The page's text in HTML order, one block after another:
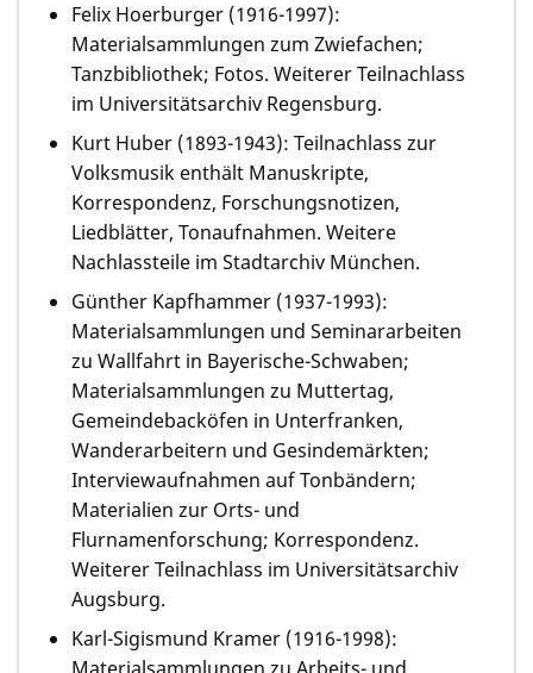
Felix Hoerburger (1916-1997):
Materialsammlungen zum Zwiefachen;
Tanzbibliothek; Fotos. Weiterer Teilnachlass
im Universitätsarchiv Regensburg.
Kurt Huber (1893-1943): Teilnachlass zur
Volksmusik enthält Manuskripte,
Korrespondenz, Forschungsnotizen,
Liedblätter, Tonaufnahmen. Weitere
Nachlassteile im Stadtarchiv München.
Günther Kapfhammer (1937-1993):
Materialsammlungen und Seminararbeiten
zu Wallfahrt in Bayerische-Schwaben;
Materialsammlungen zu Muttertag,
Gemeindebacköfen in Unterfranken,
Wanderarbeitern und Gesindemärkten;
Interviewaufnahmen auf Tonbändern;
Materialien zur Orts- und
Flurnamenforschung; Korrespondenz.
Weiterer Teilnachlass im Universitätsarchiv
Augsburg.
Karl-Sigismund Kramer (1916-1998):